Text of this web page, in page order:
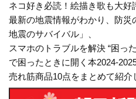
ネコ好き必読！絵描き歌も大好
最新の地震情報がわかり、防災
地震のサバイバル」、
スマホのトラブルを解決 “困っ
で困ったときに開く本2024-
売れ筋商品10点をまとめて紹介